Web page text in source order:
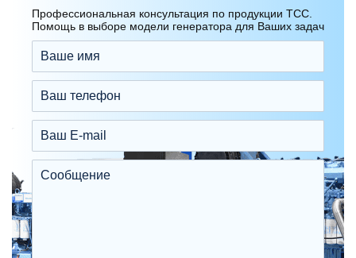
Профессиональная консультация по продукции ТСС.
Помощь в выборе модели генератора для Ваших задач